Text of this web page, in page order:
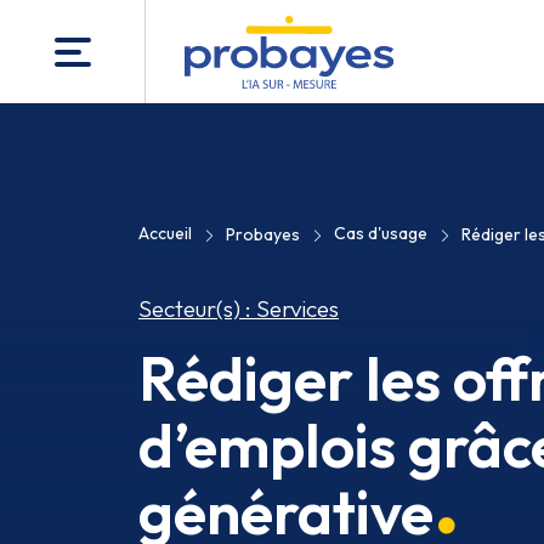
Accueil Probayes Cas d'usage Rédiger
Secteur(s) : Services
Rédiger les
d’emplois
générative